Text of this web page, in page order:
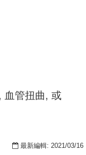
血管扭曲, 或
最新編輯: 2021/03/16